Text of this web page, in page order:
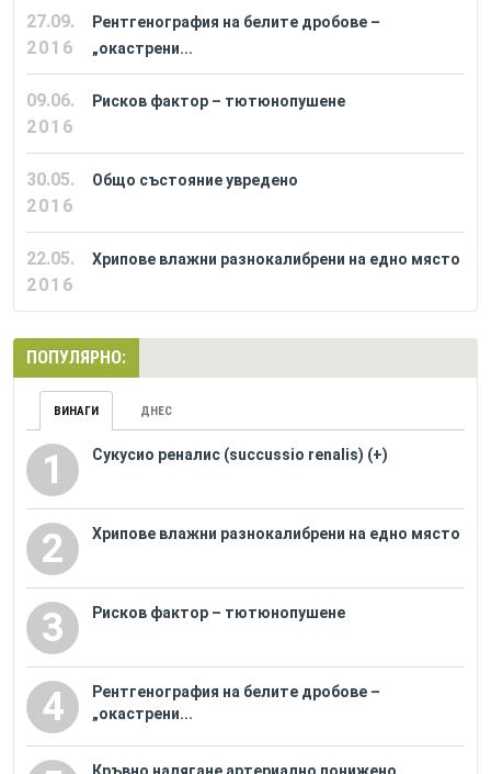
27.09.
2016
Рентгенография на белите дробове –
„окастрени...
09.06.
2016
Рисков фактор – тютюнопушене
30.05.
2016
Общо състояние увредено
22.05.
2016
Хрипове влажни разнокалибрени на едно място
ПОПУЛЯРНО:
ВИНАГИ ДНЕС
1 Сукусио реналис (succussio renalis) (+)
2 Хрипове влажни разнокалибрени на едно място
3 Рисков фактор – тютюнопушене
4
Рентгенография на белите дробове –
„окастрени...